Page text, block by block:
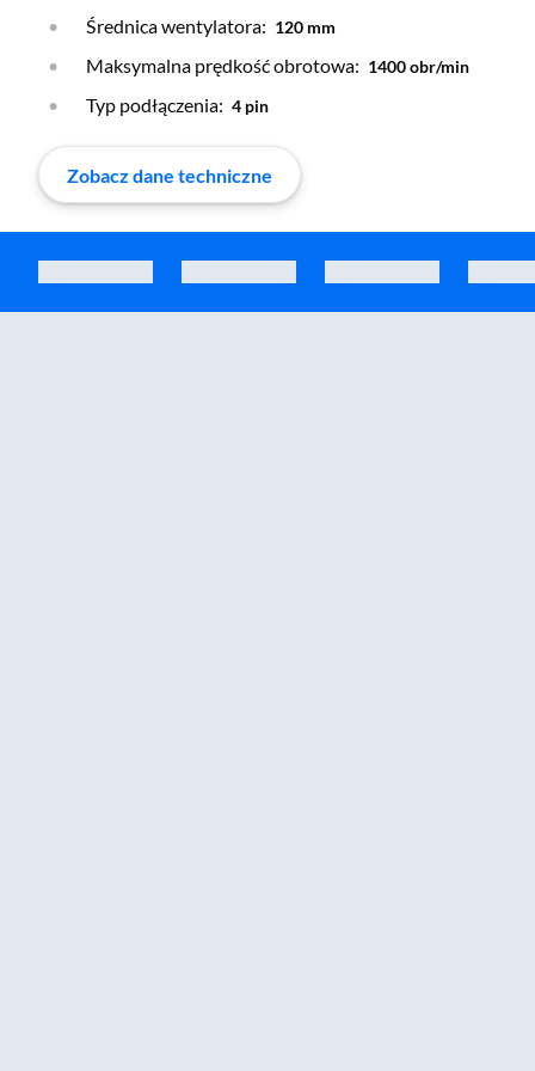
Średnica wentylatora: 120 mm
Maksymalna prędkość obrotowa: 1400 obr/min
Typ podłączenia: 4 pin
Zobacz dane techniczne